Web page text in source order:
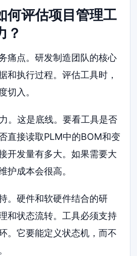
何评估项目管理工
？
痛点。研发制造团队的核心
和执行过程。评估工具时，
切入。
。这是底线。要看工具是否
直接读取PLM中的BOM和变
开发量有多大。如果需要大
护成本会很高。
。硬件和软硬件结合的研
和状态流转。工具必须支持
。它要能定义状态机，而不